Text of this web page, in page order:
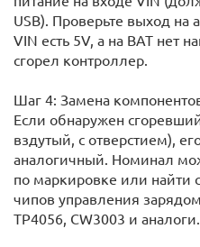
USB). Проверьте выход на
VIN есть 5V, а на BAT нет
сгорел контроллер.
Шаг 4: Замена
Если обнаружен
вздутый, с отверстием),
аналогичный. Номинал
по маркировке или найти
чипов управления
TP4056, CW3003 и аналоги.